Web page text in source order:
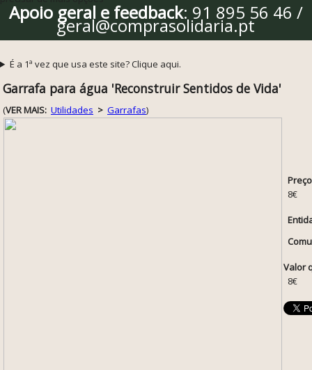
Apoio geral e feedback: 91 895 56 46 /
geral@comprasolidaria.pt
É a 1ª vez que usa este site? Clique aqui.
Garrafa para água 'Reconstruir Sentidos de Vida'
(VER MAIS: Utilidades > Garrafas)
8€
Valor
8€